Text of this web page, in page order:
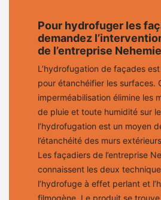
Pour hydrofuger les
demandez
de l’entreprise
L’hydrofugation de façades
pour étanchéifier les surfaces.
imperméabilisation élimine les
de pluie et toute humidité sur
l’hydrofugation est un moyen
l’étanchéité des murs
Les façadiers de l’entreprise
connaissent les deux
l’hydrofuge à effet perlant et